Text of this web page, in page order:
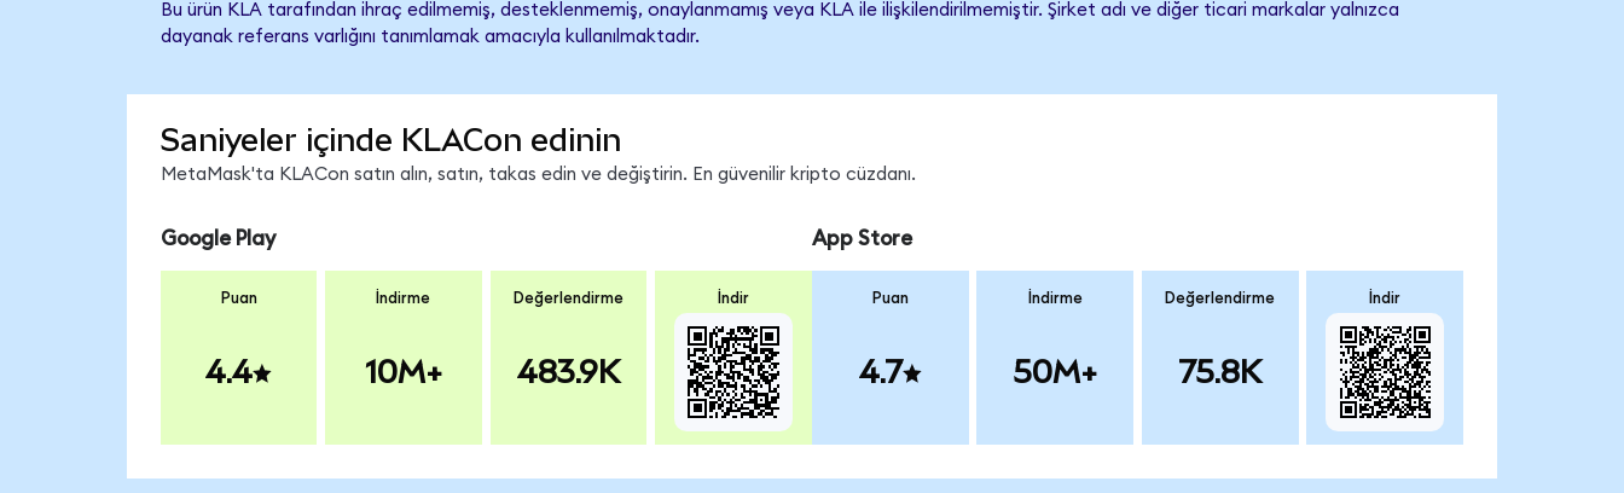
Bu ürün KLA tarafından ihraç edilmemiş, desteklenmemiş, onaylanmamış veya KLA ile ilişkilendirilmemiştir. Şirket adı ve diğer ticari markalar yalnızca
dayanak referans varlığını tanımlamak amacıyla kullanılmaktadır.
Saniyeler içinde KLACon edinin
MetaMask'ta KLACon satın alın, satın, takas edin ve değiştirin. En güvenilir kripto cüzdanı.
Google Play
Puan
4.4
İndirme
10M+
Değerlendirme
483.9K
İndir
App Store
Puan
4.7
İndirme
50M+
Değerlendirme
75.8K
İndir